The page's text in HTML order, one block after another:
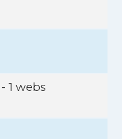
- 1 webs